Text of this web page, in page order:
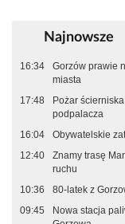
Najnowsze
16:34
Gorzów prawie
miasta
17:48
Pożar
podpalacza
16:04
Obywatelskie
12:40
Znamy trasę
ruchu
10:36
80-latek z
09:45
Nowa stacja